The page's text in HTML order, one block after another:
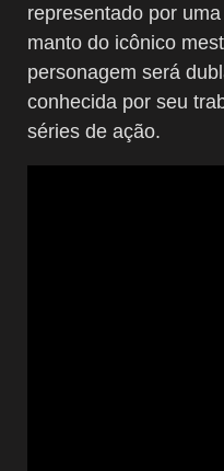
representado por
manto do icônico
personagem será
conhecida por seu
séries de ação.